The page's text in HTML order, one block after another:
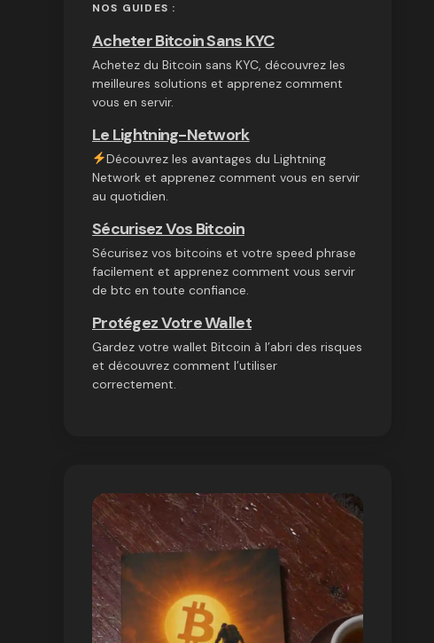
NOS GUIDES :
Acheter Bitcoin Sans KYC
Achetez du Bitcoin sans KYC, découvrez les
meilleures solutions et apprenez comment
vous en servir.
Le Lightning-Network
Découvrez les avantages du Lightning
Network et apprenez comment vous en servir
au quotidien.
Sécurisez Vos Bitcoin
Sécurisez vos bitcoins et votre speed phrase
facilement et apprenez comment vous servir
de btc en toute confiance.
Protégez Votre Wallet
Gardez votre wallet Bitcoin à l’abri des risques
et découvrez comment l’utiliser
correctement.